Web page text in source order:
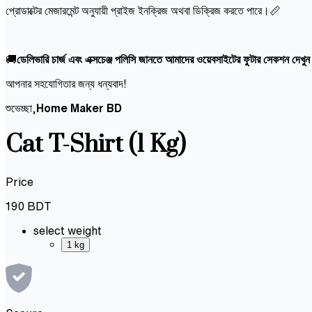
প্রোডাক্টের মেজারমেন্ট অনুযায়ী প্রাইজ ইনক্রিজ অথবা ডিক্রিজ করতে পারে।📏
🚚ডেলিভারি চার্জ এবং এক্সচেঞ্জ পলিসি জানতে আমাদের ওয়েবসাইটের ফুটার সেকশন
আপনার সহযোগিতার জন্য ধন্যবাদ!
শুভেচ্ছা, Home Maker BD
Cat T-Shirt (1 Kg)
Price
190 BDT
select weight
1 kg